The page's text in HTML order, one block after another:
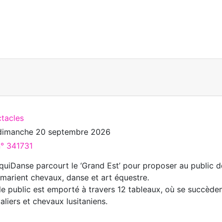
20 septembre 2026
341731
parcourt le ‘Grand Est’ pour proposer au public
chevaux, danse et art équestre.
public est emporté à travers 12 tableaux, où se
et chevaux lusitaniens.